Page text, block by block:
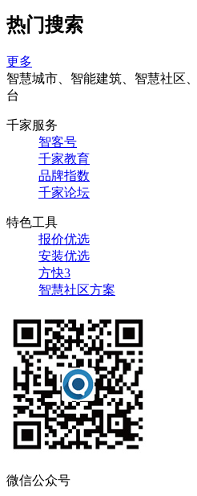
热门搜索
更多
智慧城市、智能建筑、智慧社区
台
千家服务
智客号
千家教育
品牌指数
千家论坛
特色工具
报价优选
安装优选
方快3
智慧社区方案
微信公众号